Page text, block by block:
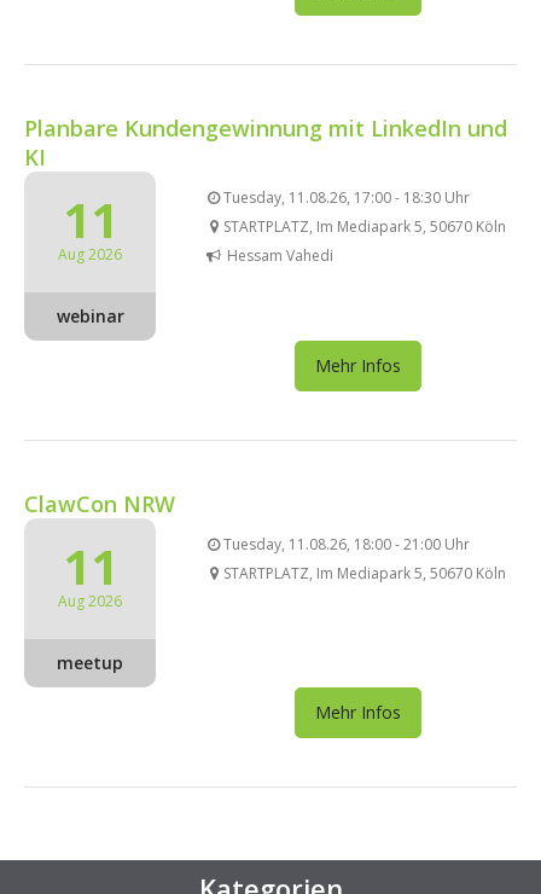
Planbare Kundengewinnung mit LinkedIn und
KI
11
Aug 2026
webinar
Tuesday, 11.08.26, 17:00 - 18:30 Uhr
STARTPLATZ, Im Mediapark 5, 50670 Köln
Hessam Vahedi
Mehr Infos
ClawCon NRW
11
Aug 2026
meetup
Tuesday, 11.08.26, 18:00 - 21:00 Uhr
STARTPLATZ, Im Mediapark 5, 50670 Köln
Mehr Infos